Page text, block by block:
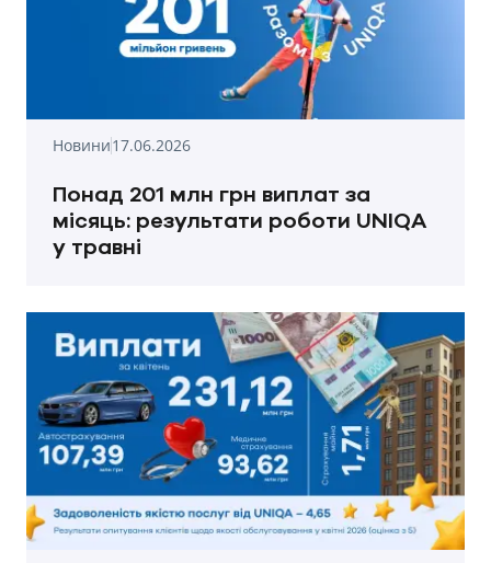
Новини17.06.2026
Понад 201 млн грн виплат за
місяць: результати роботи UNIQA
у травні